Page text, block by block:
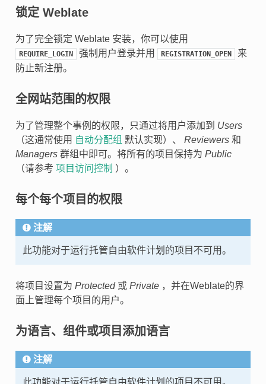
锁定 Weblate
为了完全锁定 Weblate 安装，你可以使用
REQUIRE_LOGIN 强制用户登录并用 REGISTRATION_OPEN
来
防止新注册。
全网站范围的权限
为了管理整个事例的权限，只通过将用户添加到 Users
（这通常使用 自动分配组 默认实现）、 Reviewers和
Managers群组中即可。将所有的项目保持为 Public
（请参考 项目访问控制 ）。
每个每个项目的权限
注解
此功能对于运行托管自由软件计划的项目不可用。
将项目设置为 Protected或 Private，并在Weblate的界
面上管理每个项目的用户。
为语言、组件或项目添加语言
注解
此功能对于运行托管自由软件计划的项目不可用。